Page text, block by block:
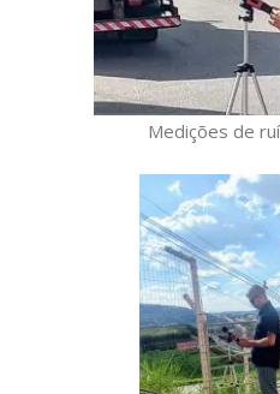
Medições de